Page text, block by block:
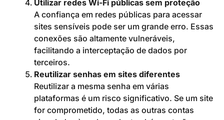
Utilizar redes Wi-Fi públicas sem proteção
A confiança em redes públicas para acessar
sites sensíveis pode ser um grande erro. Essas
conexões são altamente vulneráveis,
facilitando a interceptação de dados por
terceiros.
Reutilizar senhas em sites diferentes
Reutilizar a mesma senha em várias
plataformas é um risco significativo. Se um site
for comprometido, todas as outras contas